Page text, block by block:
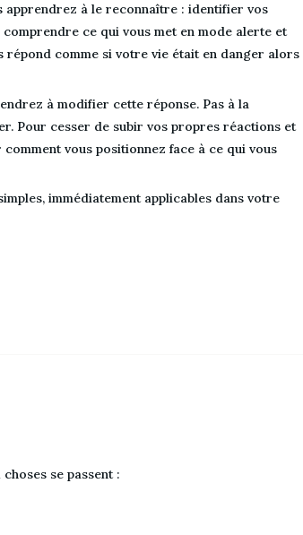
apprendrez à le reconnaître : identifier vos
ce qui vous met en mode alerte et
comme si votre vie était en danger alors
à modifier cette réponse. Pas à la
Pour cesser de subir vos propres réactions et
vous positionnez face à ce qui vous
immédiatement applicables dans votre
se passent :